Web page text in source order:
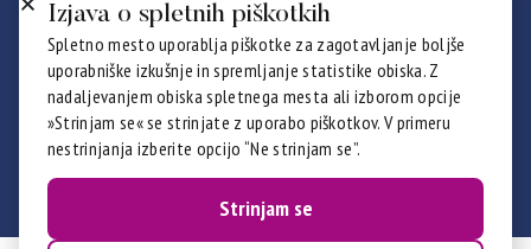
ICRN (Sekcija MS in ZT v pulmologiji)
Poglej vse
Certifikati
Izjava o spletnih piškotkih
Spletno mesto uporablja piškotke za zagotavljanje boljše
uporabniške izkušnje in spremljanje statistike obiska. Z
nadaljevanjem obiska spletnega mesta ali izborom opcije
»Strinjam se« se strinjate z uporabo piškotkov. V primeru
nestrinjanja izberite opcijo “Ne strinjam se”.
Strinjam se